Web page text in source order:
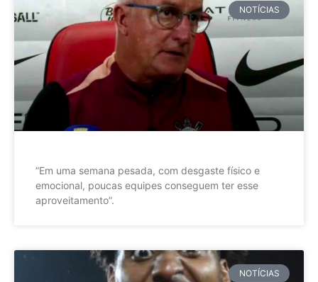
NOTÍCIAS
”Em uma semana pesada, com desgaste físico e
emocional, poucas equipes conseguem ter esse
aproveitamento”.
NOTÍCIAS